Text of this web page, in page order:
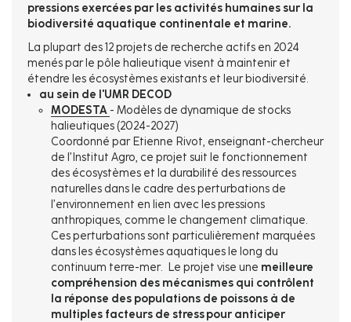
pressions exercées par les activités humaines sur la
biodiversité aquatique continentale et marine.
La plupart des 12 projets de recherche actifs en 2024
menés par le pôle halieutique visent à maintenir et
étendre les écosystèmes existants et leur biodiversité.
au sein de l'UMR DECOD
MODESTA - Modèles de dynamique de stocks
halieutiques (2024-2027)
Coordonné par Etienne Rivot, enseignant-chercheur
de l’Institut Agro, ce projet suit le fonctionnement
des écosystèmes et la durabilité des ressources
naturelles dans le cadre des perturbations de
l’environnement en lien avec les pressions
anthropiques, comme le changement climatique.
Ces perturbations sont particulièrement marquées
dans les écosystèmes aquatiques le long du
continuum terre-mer. Le projet vise une meilleure
compréhension des mécanismes qui contrôlent
la réponse des populations de poissons à de
multiples facteurs de stress pour anticiper